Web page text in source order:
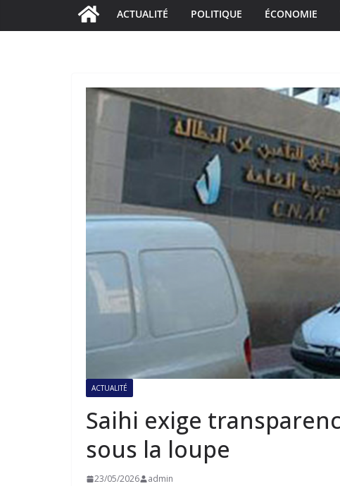
ACTUALITÉ POLITIQUE ÉCONOMIE
ACTUALITÉ
Saihi exige
sous la loupe
23/05/2026 admin